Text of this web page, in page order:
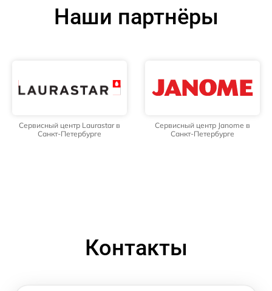
Наши партнёры
Сервисный центр Laurastar в
Санкт-Петербурге
Сервисный центр Janome в
Санкт-Петербурге
Контакты